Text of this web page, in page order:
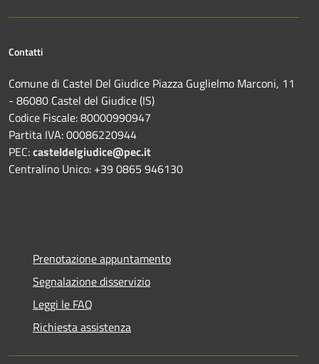
Contatti
Comune di Castel Del Giudice Piazza Guglielmo Marconi, 11
- 86080 Castel del Giudice (IS)
Codice Fiscale: 80000990947
Partita IVA: 00086220944
PEC:casteldelgiudice@pec.it
Centralino Unico: +39 0865 946130
Prenotazione appuntamento
Segnalazione disservizio
Leggi le FAQ
Richiesta assistenza